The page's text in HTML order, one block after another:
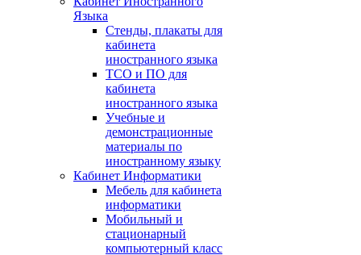
Языка
Стенды, плакаты для
кабинета
иностранного языка
ТСО и ПО для
кабинета
иностранного языка
Учебные и
демонстрационные
материалы по
иностранному языку
Кабинет Информатики
Мебель для кабинета
информатики
Мобильный и
стационарный
компьютерный класс